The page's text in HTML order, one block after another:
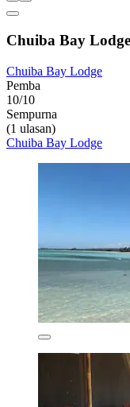
Chuiba Bay Lodge
Chuiba Bay Lodge
Pemba
10/10
Sempurna
(1 ulasan)
Chuiba Bay Lodge